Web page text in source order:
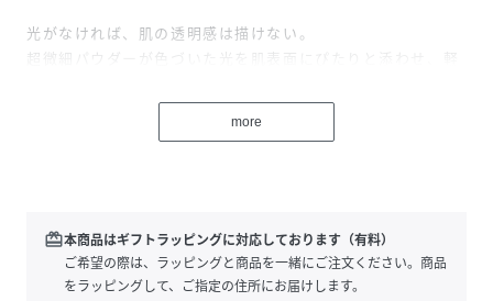
光がなければ、肌の透明感は描けない。
超微細パウダーが色づいた光を肌表面にぴたりと添わせ、軽
潤いを宿した柔らかなつけ心地で乾燥知らず、透明美マット
と添わせ、毛穴・色ムラをしっかりカバー。軽いつけ心地
で、素肌感のある透明美肌仕上がりを1日中キープします。
more
redeem本商品はギフトラッピングに対応しております（有料）
ご希望の際は、ラッピングと商品を一緒にご注文ください。商品
をラッピングして、ご指定の住所にお届けします。